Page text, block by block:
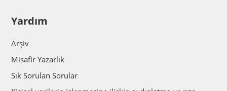
Yardım
Arşiv
Misafir Yazarlık
Sık Sorulan Sorular